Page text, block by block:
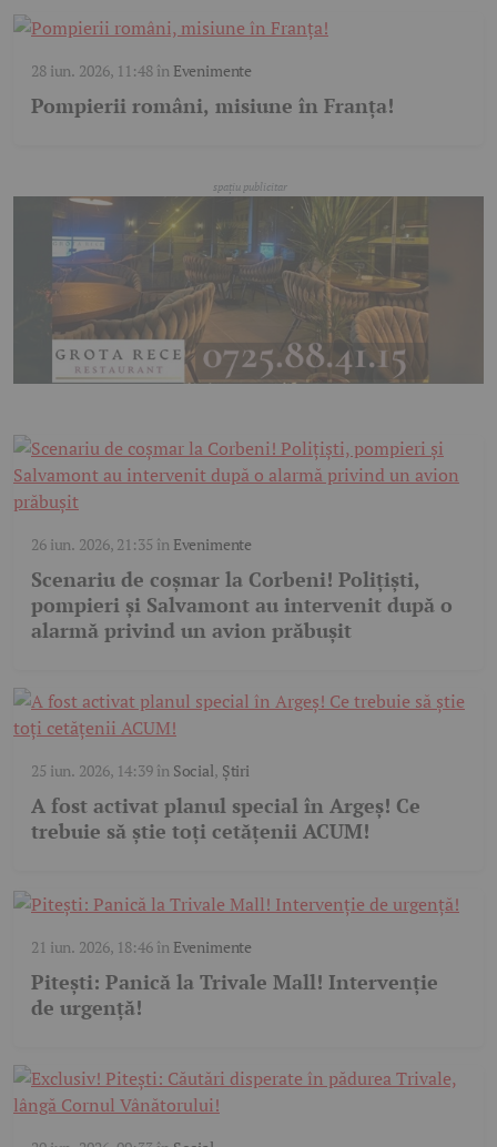
28 iun. 2026, 11:48în Evenimente
Pompierii români, misiune în Franța!
26 iun. 2026, 21:35 în Evenimente
Scenariu de coșmar la Corbeni! Polițiști,
pompieri și Salvamont au intervenit după o
alarmă privind un avion prăbușit
25 iun. 2026, 14:39în Social, Știri
A fost activat planul special în Argeș! Ce
trebuie să știe toți cetățenii ACUM!
21 iun. 2026, 18:46în Evenimente
Pitești: Panică la Trivale Mall! Intervenție
de urgență!